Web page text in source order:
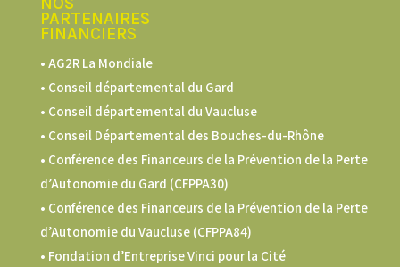
PARTENAIRES
FINANCIERS
• AG2R La Mondiale
• Conseil départemental du Gard
• Conseil départemental du Vaucluse
• Conseil Départemental des Bouches-du-Rhône
• Conférence des Financeurs de la Prévention de la Perte
d’Autonomie du Gard (CFPPA30)
• Conférence des Financeurs de la Prévention de la Perte
d’Autonomie du Vaucluse (CFPPA84)
• Fondation d’Entreprise Vinci pour la Cité